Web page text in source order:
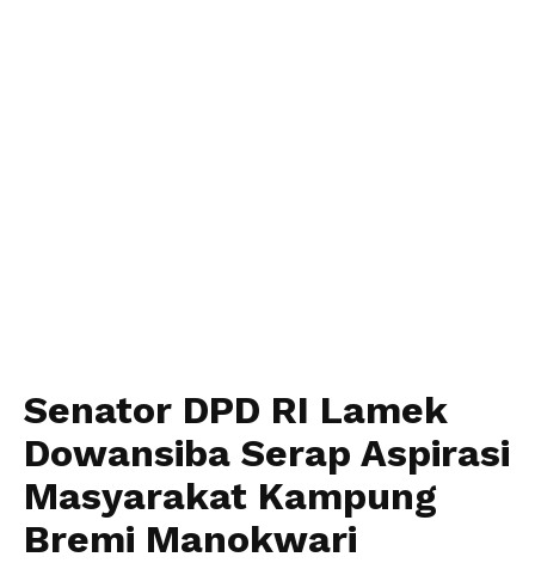
Senator DPD RI Lamek
Dowansiba Serap Aspirasi
Masyarakat Kampung
Bremi Manokwari